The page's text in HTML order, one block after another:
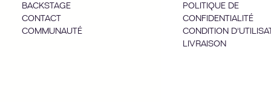
BACKSTAGE
CONTACT
COMMUNAUTÉ
POLITIQUE DE
CONFIDENTIALITÉ
CONDITION
LIVRAISON